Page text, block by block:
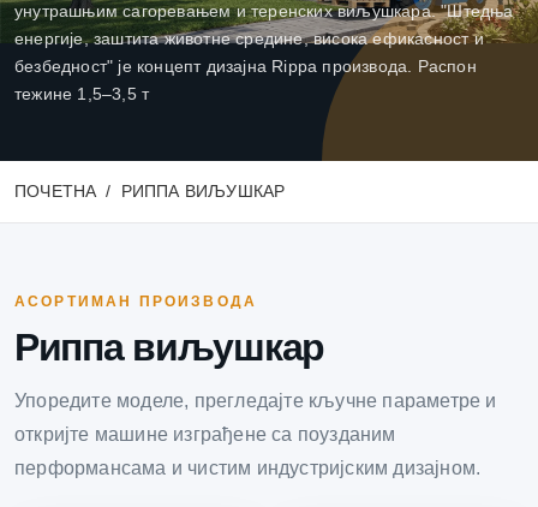
унутрашњим сагоревањем и теренских виљушкара. "Штедња
енергије, заштита животне средине, висока ефикасност и
безбедност" је концепт дизајна Rippa производа. Распон
тежине 1,5–3,5 т
ПОЧЕТНА РИППА ВИЉУШКАР
АСОРТИМАН ПРОИЗВОДА
Риппа виљушкар
Упоредите моделе, прегледајте кључне параметре и
откријте машине изграђене са поузданим
перформансама и чистим индустријским дизајном.